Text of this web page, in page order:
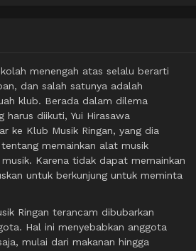
menengah atas selalu berarti
dan salah satunya adalah
klub. Berada dalam dilema
harus diikuti, Yui Hirasawa
ke Klub Musik Ringan, yang dia
memainkan alat musik
Karena tidak dapat memainkan
untuk berkunjung untuk meminta
Ringan terancam dibubarkan
Hal ini menyebabkan anggota
mulai dari makanan hingga